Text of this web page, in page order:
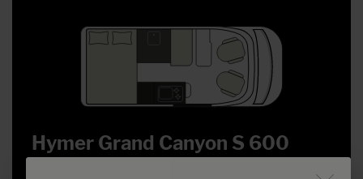
Hymer Grand Canyon S 600